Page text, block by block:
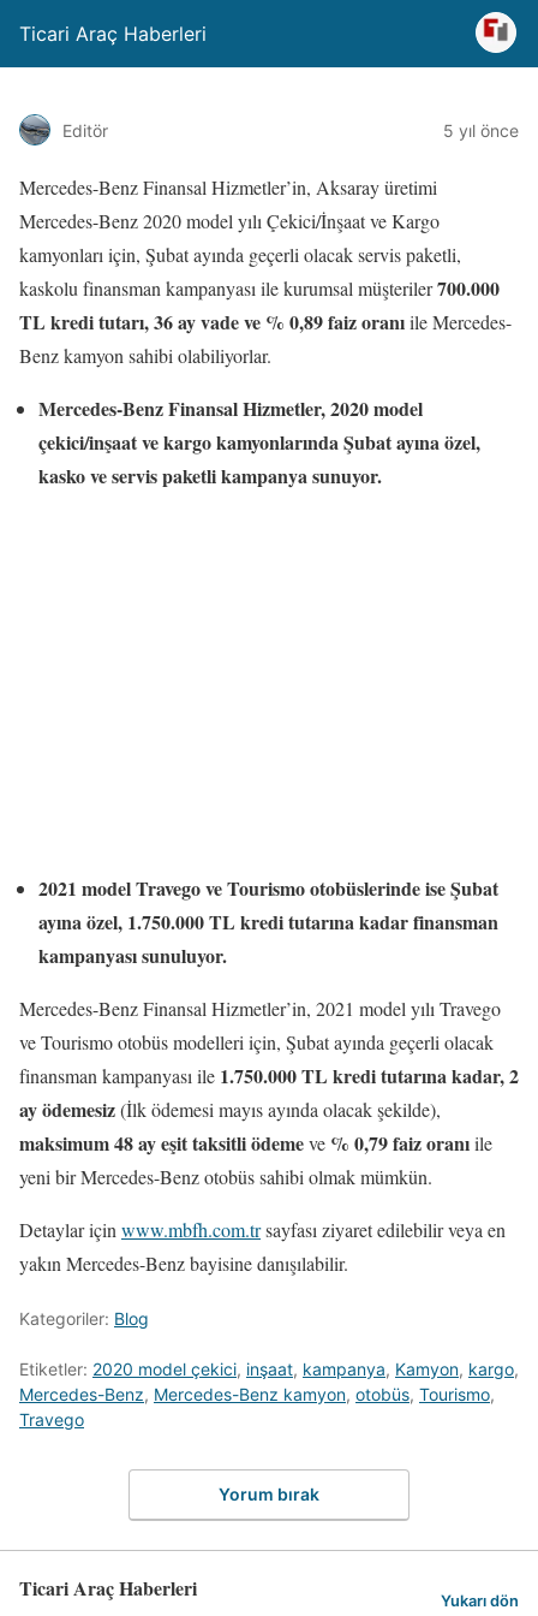
Ticari Araç Haberleri
Editör 5 yıl önce
Mercedes-Benz Finansal Hizmetler’in, Aksaray üretimi
Mercedes-Benz 2020 model yılı Çekici/İnşaat ve Kargo
kamyonları için, Şubat ayında geçerli olacak servis paketli,
kaskolu finansman kampanyası ile kurumsal müşteriler700.000
TL kredi tutarı, 36 ay vade ve % 0,89 faiz oranıile Mercedes-
Benz kamyon sahibi olabiliyorlar.
Mercedes-Benz Finansal Hizmetler, 2020 model
çekici/inşaat ve kargo kamyonlarında Şubat ayına özel,
kasko ve servis paketli kampanya sunuyor.
2021 model Travego ve Tourismo otobüslerinde ise Şubat
ayına özel, 1.750.000 TL kredi tutarına kadar finansman
kampanyası sunuluyor.
Mercedes-Benz Finansal Hizmetler’in, 2021 model yılı Travego
ve Tourismo otobüs modelleri için, Şubat ayında geçerli olacak
finansman kampanyası ile 1.750.000 TL kredi tutarına kadar, 2
ay ödemesiz(İlk ödemesi mayıs ayında olacak şekilde),
maksimum 48 ay eşit taksitli ödemeve % 0,79 faiz oranıile
yeni bir Mercedes-Benz otobüs sahibi olmak mümkün.
Detaylar için www.mbfh.com.trsayfası ziyaret edilebilir veya en
yakın Mercedes-Benz bayisine danışılabilir.
Kategoriler: Blog
Etiketler: 2020 model çekici, inşaat, kampanya, Kamyon, kargo,
Mercedes-Benz, Mercedes-Benz kamyon, otobüs, Tourismo,
Travego
Yorum bırak
Ticari Araç Haberleri Yukarı dön